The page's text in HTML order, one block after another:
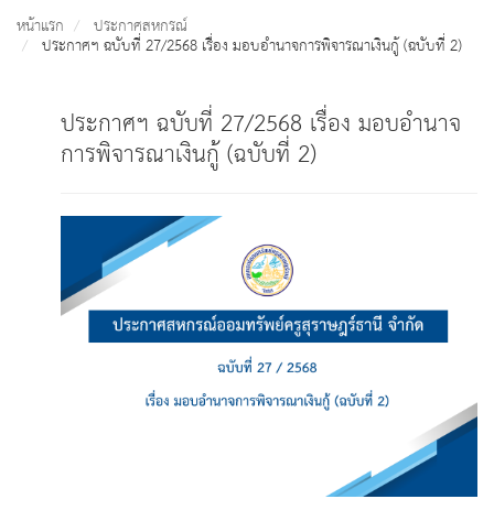
หน้าแรก ประกาศสหกรณ์
ประกาศฯ ฉบับที่ 27/2568 เรื่อง มอบอำนาจการพิจารณาเงินกู้ (ฉบับที่ 2)
ประกาศฯ ฉบับที่ 27/2568 เรื่อง มอบอำนาจ
การพิจารณาเงินกู้ (ฉบับที่ 2)